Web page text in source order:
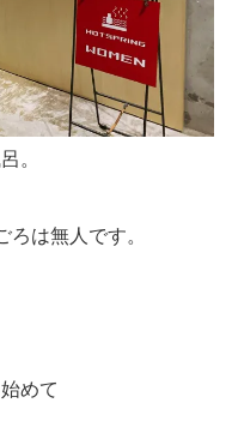
。
は無人です。
めて